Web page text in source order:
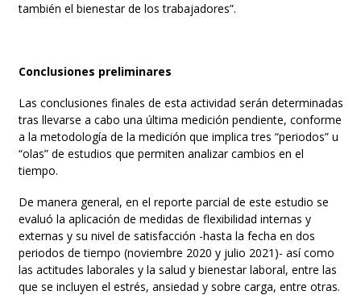
también el bienestar de los trabajadores”.
Conclusiones preliminares
Las conclusiones finales de esta actividad serán determinadas
tras llevarse a cabo una última medición pendiente, conforme
a la metodología de la medición que implica tres “periodos” u
“olas” de estudios que permiten analizar cambios en el
tiempo.
De manera general, en el reporte parcial de este estudio se
evaluó la aplicación de medidas de flexibilidad internas y
externas y su nivel de satisfacción -hasta la fecha en dos
periodos de tiempo (noviembre 2020 y julio 2021)- así como
las actitudes laborales y la salud y bienestar laboral, entre las
que se incluyen el estrés, ansiedad y sobre carga, entre otras.